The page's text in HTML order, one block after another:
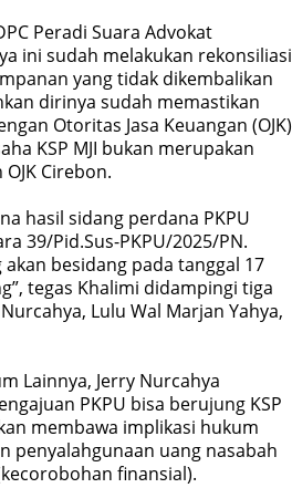
Peradi Suara Advokat
ini sudah melakukan rekonsiliasi
yang tidak dikembalikan
dirinya sudah memastikan
Otoritas Jasa Keuangan (OJK)
KSP MJI bukan merupakan
Cirebon.
hasil sidang perdana PKPU
39/Pid.Sus-PKPU/2025/PN.
akan besidang pada tanggal 17
tegas Khalimi didampingi tiga
Lulu Wal Marjan Yahya,
Lainnya, Jerry Nurcahya
PKPU bisa berujung KSP
membawa implikasi hukum
penyalahgunaan uang nasabah
finansial).